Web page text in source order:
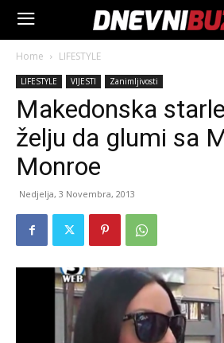
Home LIFESTYLE
LIFESTYLE VIJESTI Zanimljivosti
Makedonska
želju da glumi sa
Monroe
Nedjelja, 3 Novembra, 2013